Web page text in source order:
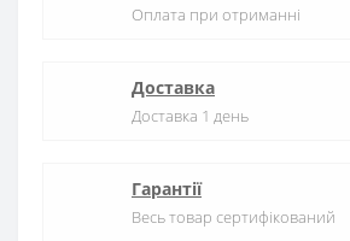
Оплата при отриманні
Доставка
Доставка 1 день
Гарантії
Весь товар сертифікований